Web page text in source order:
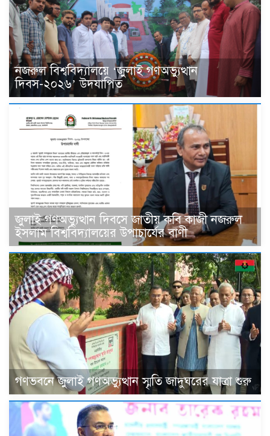
নজরুল বিশ্ববিদ্যালয়ে ‘জুলাই গণঅভ্যুত্থান
দিবস-২০২৬’ উদযাপিত
জুলাই গণঅভ্যুত্থান দিবসে জাতীয় কবি কাজী নজরুল
ইসলাম বিশ্ববিদ্যালয়ের উপাচার্যের বাণী
গণভবনে জুলাই গণঅভ্যুত্থান স্মৃতি জাদুঘরের যাত্রা শুরু